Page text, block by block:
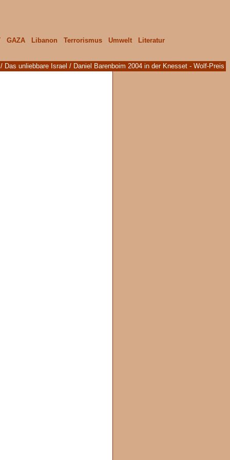
GAZA Libanon Terrorismus Umwelt
Literatur
/ Das unliebbare Israel / Daniel Barenboim 2004 in der Knesset - Wolf-Preis